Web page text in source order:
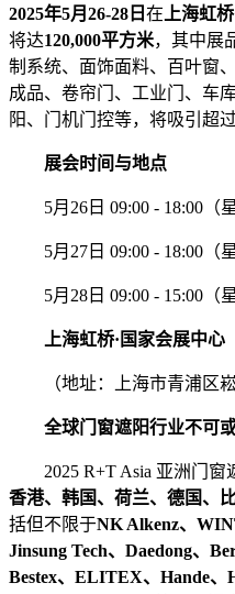
2025年5月26-28日 在上海虹
将达120,000平方米，其中展
制系统、面饰面料、百叶窗
成品、卷帘门、工业门、车
阳、门机门控等，将吸引超
展会时间与地点
5月26日 09:00 - 18:00（星
5月27日 09:00 - 18:00（星
5月28日 09:00 - 15:00（星
上海虹桥·国家会展中心
（地址：上海市青浦区崧
全球门窗遮阳行业不可
2025 R+T Asia 亚洲门窗
香港、韩国、荷兰、德国、
括但不限于NK Alkenz、
Jinsung Tech、Daedong、
Bestex、ELITEX、Hande、